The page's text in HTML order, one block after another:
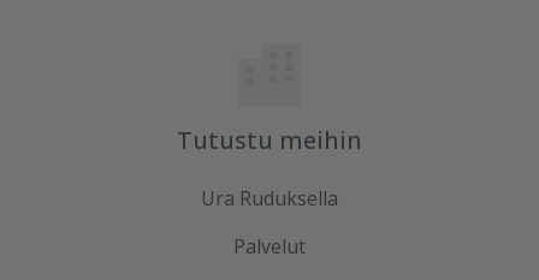
Tutustu meihin
Ura Ruduksella
Palvelut